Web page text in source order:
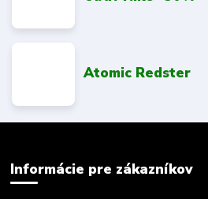
Atomic Redster
Informácie pre zákazníkov